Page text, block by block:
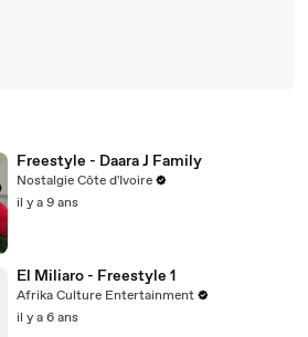
Freestyle - Daara J Family
Nostalgie Côte d'Ivoire
il y a 9 ans
El Miliaro - Freestyle 1
Afrika Culture Entertainment
il y a 6 ans